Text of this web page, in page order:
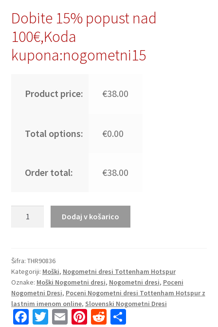
Dobite 15% popust nad
100€,Koda
kupona:nogometni15
Product price: €38.00
Total options: €0.00
Order total: €38.00
Hotspur
Tretji
2023
Kratek
Rokav
Dodaj v košarico
Šifra: THR90836
Kategoriji: Moški, Nogometni dresi Tottenham Hotspur
Oznake: Moški Nogometni dresi, Nogometni dresi, Poceni
Nogometni Dresi, Poceni Nogometni dresi Tottenham Hotspur z
lastnim imenom online, Slovenski Nogometni Dresi
Fa T E Pi R S